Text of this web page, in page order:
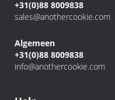
+31(0)88 8009838
sales@anothercookie.com
Algemeen
+31(0)88 8009838
info@anothercookie.com